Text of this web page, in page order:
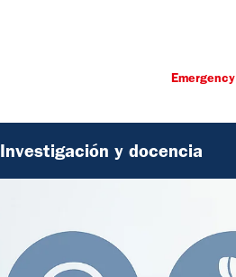
Emergency
Investigación y docencia